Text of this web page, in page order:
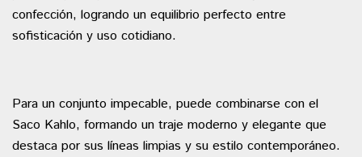
confección, logrando un equilibrio perfecto entre
sofisticación y uso cotidiano.
Para un conjunto impecable, puede combinarse con el
Saco Kahlo, formando un traje moderno y elegante que
destaca por sus líneas limpias y su estilo contemporáneo.